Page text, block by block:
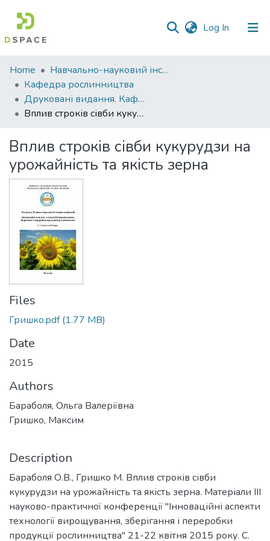
Log In (current)
Communities
&
Collections
All of DSpace
Statistics
Home
Навчально-науковий інститут агротехнологій, селекції та екології
Кафедра рослинництва
Друковані видання. Кафедра рослинництва
Вплив строків сівби кукурудзи на урожайність та якість зерна
Вплив строків сівби кукурудзи на
урожайність та якість зерна
Files
Гришко.pdf(1.77 MB)
Date
2015
Authors
Бараболя, Ольга Валеріївна
Гришко, Максим
Description
Бараболя О.В., Гришко М. Вплив строків сівби
кукурудзи на урожайність та якість зерна. Матеріали III
науково-практичної конференції "Інноваційні аспекти
технології вирощування, зберігання і переробки
продукції рослинництва" 21-22 квітня 2015 року. С.